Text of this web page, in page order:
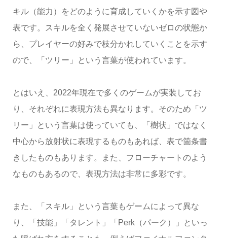
キル（能力）をどのように育成していくかを示す図や
表です。スキルを全く発展させていないゼロの状態か
ら、プレイヤーの好みで枝分かれしていくことを示す
ので、「ツリー」という言葉が使われています。
とはいえ、2022年現在で多くのゲームが実装してお
り、それぞれに表現方法も異なります。そのため「ツ
リー」という言葉は使っていても、「樹状」ではなく
中心から放射状に表現するものもあれば、表で箇条書
きしたものもあります。また、フローチャートのよう
なものもあるので、表現方法は非常に多彩です。
また、「スキル」という言葉もゲームによって異な
り、「技能」「タレント」「Perk（パーク）」といっ